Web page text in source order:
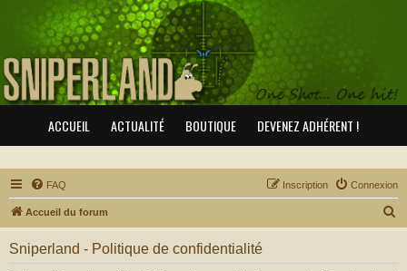
ACCUEIL ACTUALITÉ BOUTIQUE DEVENEZ ADHÉRENT !
FAQ Connexion
Inscription
Accueil du forum
Sniperland - Politique de confidentialité